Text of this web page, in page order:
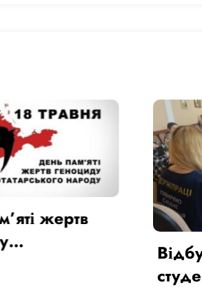
Відбулася
студентів